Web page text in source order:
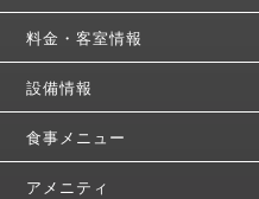
料金・客室情報
設備情報
食事メニュー
アメニティ